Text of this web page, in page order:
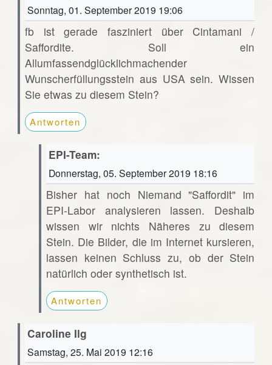
Sonntag, 01. September 2019 19:06
fb ist gerade fasziniert über Cintamani /
Saffordite. Soll ein
Allumfassendglücklichmachender
Wunscherfüllungsstein aus USA sein. Wissen
Sie etwas zu diesem Stein?
Antworten
EPI-Team:
Donnerstag, 05. September 2019 18:16
Bisher hat noch Niemand "Saffordit" im
EPI-Labor analysieren lassen. Deshalb
wissen wir nichts Näheres zu diesem
Stein. Die Bilder, die im Internet kursieren,
lassen keinen Schluss zu, ob der Stein
natürlich oder synthetisch ist.
Antworten
Caroline Ilg
Samstag, 25. Mai 2019 12:16